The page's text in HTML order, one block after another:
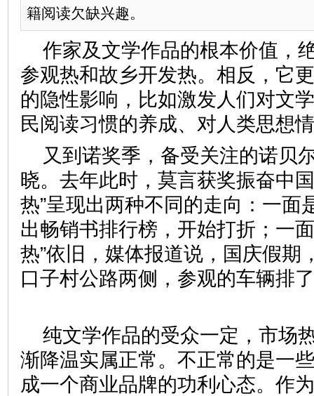
籍阅读欠缺兴趣。
作家及文学作品的根本价值，
参观热和故乡开发热。相反，它
的隐性影响，比如激发人们对文
民阅读习惯的养成、对人类思想
又到诺奖季，备受关注的诺贝
晓。去年此时，莫言获奖振奋中
热”呈现出两种不同的走向：一面
出畅销书排行榜，开始打折；一
热”依旧，媒体报道说，国庆假期
口子村公路两侧，参观的车辆
纯文学作品的受众一定，市场
渐降温实属正常。不正常的是一
成一个商业品牌的功利心态。作